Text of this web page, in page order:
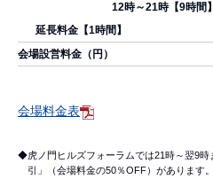
会場料金表
◆虎ノ門ヒルズフォーラムでは21時～翌9時
引」（会場料金の50％OFF）があります